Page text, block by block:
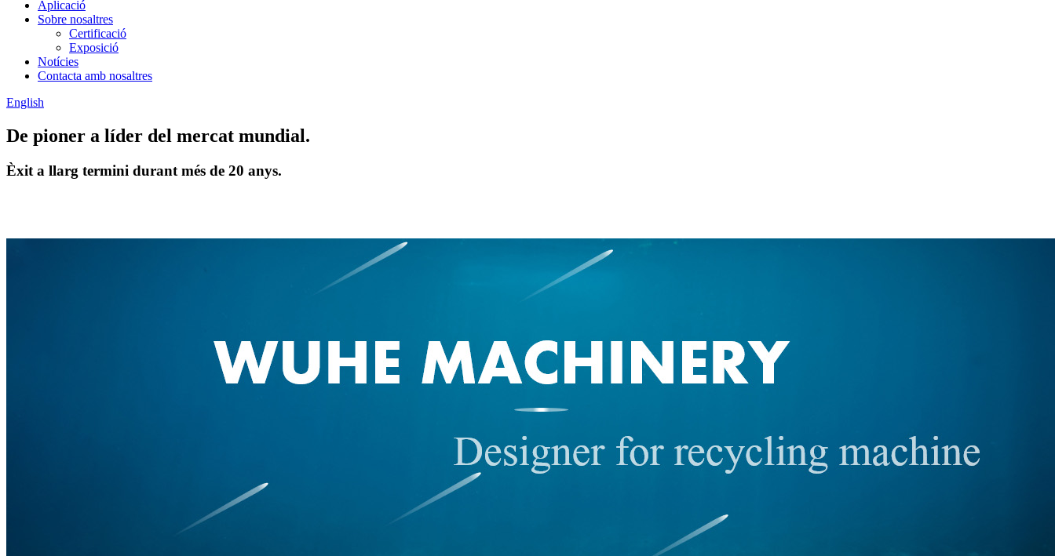
Aplicació
Sobre nosaltres
Certificació
Exposició
Notícies
Contacta amb nosaltres
English
De pioner a líder del mercat mundial.
Èxit a llarg termini durant més de 20 anys.